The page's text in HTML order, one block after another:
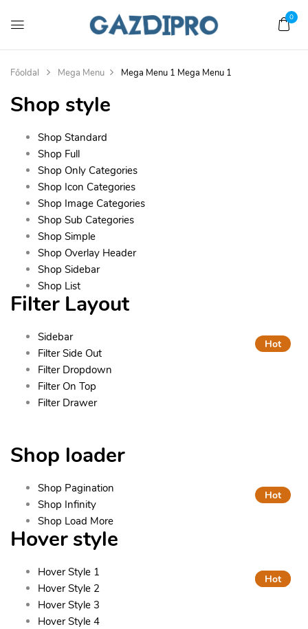
0
Főoldal Mega Menu Mega Menu 1 Mega Menu 1
Shop style
Shop Standard
Shop Full
Shop Only Categories
Shop Icon Categories
Shop Image Categories
Shop Sub Categories
Shop Simple
Shop Overlay Header
Shop Sidebar
Shop List
Filter Layout
Sidebar
Filter Side Out
Hot
Filter Dropdown
Filter On Top
Filter Drawer
Shop loader
Shop Pagination
Shop Infinity
Hot
Shop Load More
Hover style
Hover Style 1
Hover Style 2
Hover Style 3
Hover Style 4
Hot
Hot